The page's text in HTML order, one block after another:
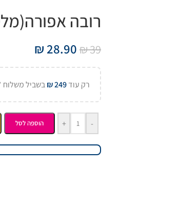
רובה
₪39
₪ 28.90
רק עוד ₪249 בשביל משלוח
-
+ הוספה לסל